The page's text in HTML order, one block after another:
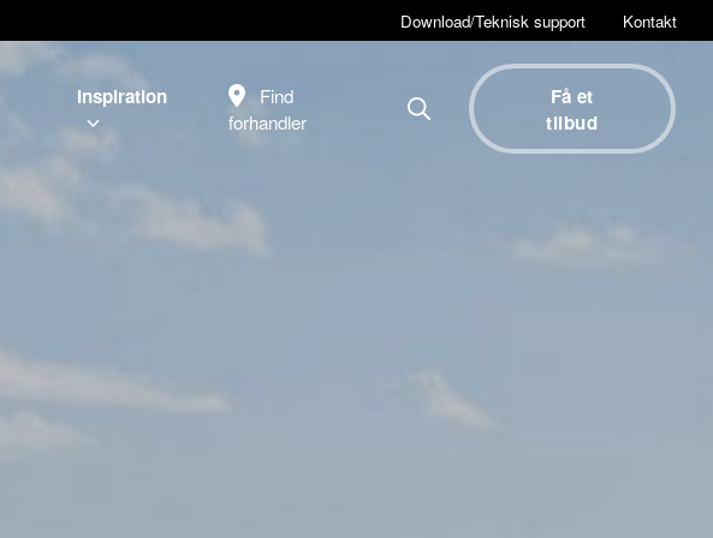
Download/Teknisk support Kontakt
Inspiration
Find
forhandler
Få et
tilbud